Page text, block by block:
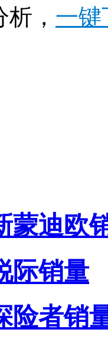
， 一键
蒙迪欧
际销量
险者销